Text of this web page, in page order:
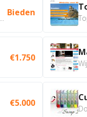
Bieden
€1.750
€5.000